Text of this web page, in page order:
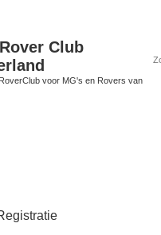
Club
voor MG's en Rovers van